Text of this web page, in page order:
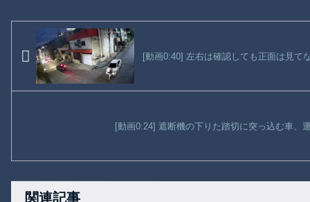
[動画0:40] 左右は確認しても正面は見て
[動画0:24] 遮断機の下りた踏切に突っ込む車、
関連記事